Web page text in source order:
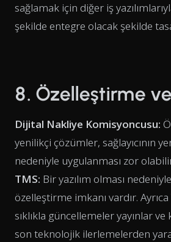
sağlamak için diğer iş
şekilde entegre olacak şekilde
8. Özelleştirme
Dijital Nakliye Komisyoncusu:
yenilikçi çözümler, sağlayıcının
nedeniyle uygulanması zor
TMS: Bir yazılım olması
özelleştirme imkanı vardır. Ayrıca
sıklıkla güncellemeler yayınlar ve
son teknolojik ilerlemelerden